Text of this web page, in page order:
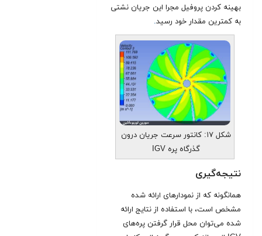
بهینه کردن پروفیل مجرا این جریان نشتی
به کمترین مقدار خود رسید.
شکل ۱۷: کانتور سرعت جریان درون
گذرگاه پره IGV
نتیجه‌گیری
همانگونه که از نمودارهای ارائه شده
مشخص است، با استفاده از نتایج ارائه
شده می‌توان محل قرار گرفتن پره‌های